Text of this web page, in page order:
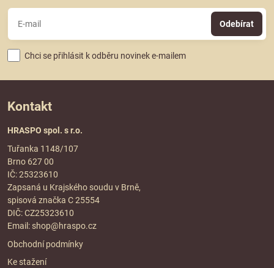
Odebírat
Chci se přihlásit k odběru novinek e-mailem
Kontakt
HRASPO spol. s r.o.
Tuřanka 1148/107
Brno 627 00
IČ: 25323610
Zapsaná u Krajského soudu v Brně,
spisová značka C 25554
DIČ: CZ25323610
Email: shop@hraspo.cz
Obchodní podmínky
Ke stažení